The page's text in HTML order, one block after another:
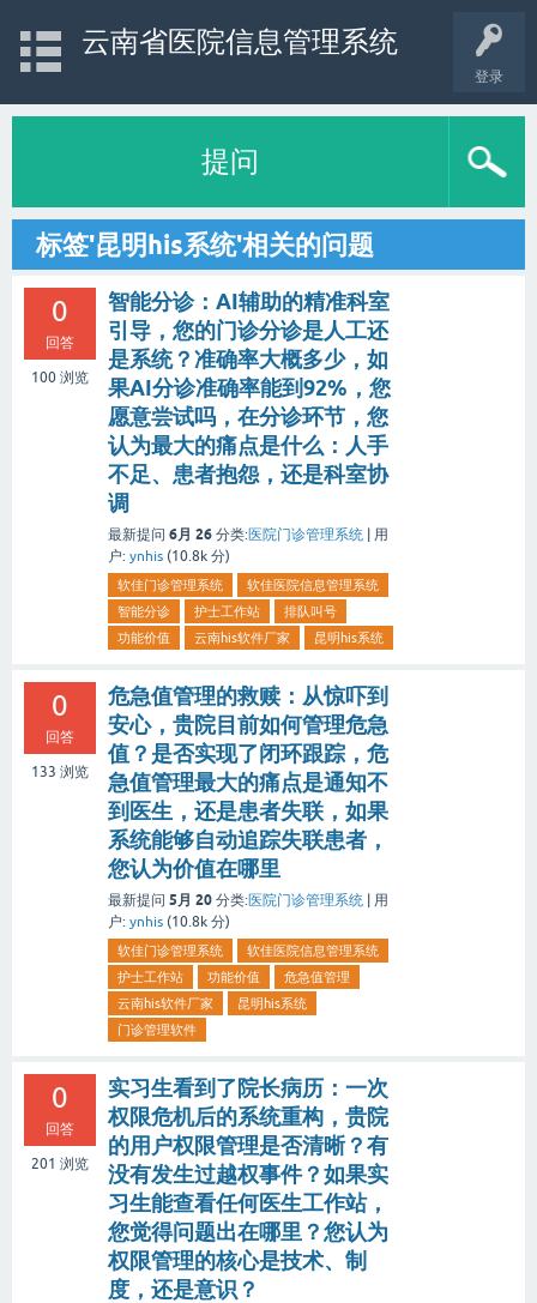
登录
云南省医院信息管理系统
提问
标签'昆明his系统'相关的问题
0
回答
100 浏览
智能分诊：AI辅助的精准科室
引导，您的门诊分诊是人工还
是系统？准确率大概多少，如
果AI分诊准确率能到92%，您
愿意尝试吗，在分诊环节，您
认为最大的痛点是什么：人手
不足、患者抱怨，还是科室协
调
最新提问 6月 26 分类:医院门诊管理系统
用
户: ynhis (10.8k 分)
软佳门诊管理系统
软佳医院信息管理系统
智能分诊
护士工作站
排队叫号
功能价值
云南his软件厂家 昆明his系统
0
回答
133 浏览
危急值管理的救赎：从惊吓到
安心，贵院目前如何管理危急
值？是否实现了闭环跟踪，危
急值管理最大的痛点是通知不
到医生，还是患者失联，如果
系统能够自动追踪失联患者，
您认为价值在哪里
最新提问 5月 20 分类:医院门诊管理系统
用
户: ynhis (10.8k 分)
软佳门诊管理系统
软佳医院信息管理系统
护士工作站
功能价值
危急值管理
云南his软件厂家
昆明his系统
门诊管理软件
0
回答
201 浏览
实习生看到了院长病历：一次
权限危机后的系统重构，贵院
的用户权限管理是否清晰？有
没有发生过越权事件？如果实
习生能查看任何医生工作站，
您觉得问题出在哪里？您认为
权限管理的核心是技术、制
度，还是意识？